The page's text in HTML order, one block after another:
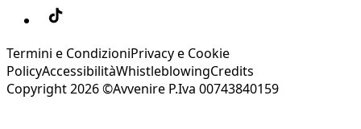
Termini e CondizioniPrivacy e Cookie
PolicyAccessibilitàWhistleblowingCredits
Copyright 2026 ©Avvenire P.Iva 00743840159